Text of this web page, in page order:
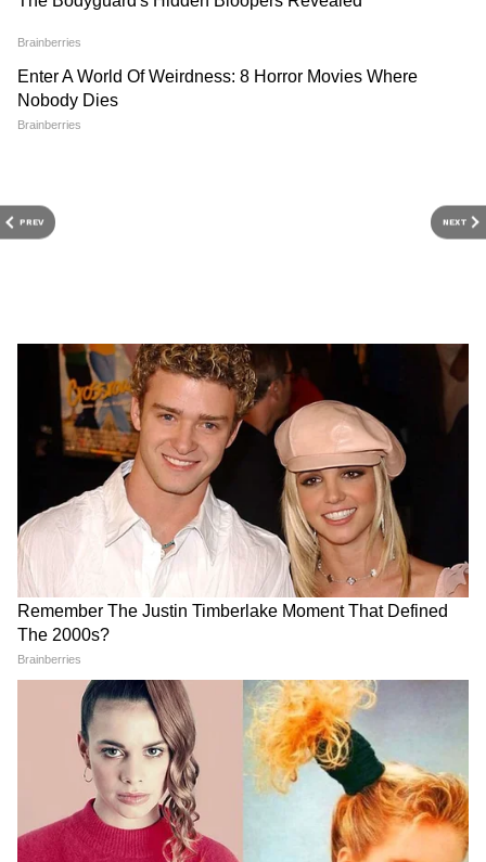
PREV NEXT
Related Articles
Suvendu Adhikari: 'অন্যায়ের সঙ্গে আপোষ নয়',
কাজ শুরুর প্রথম দিনই আমলাদের সতর্কবার্তা শুভেন্দুর
Electoral Roll: ভোটার তালিকার বিস্তর অভিযোগ